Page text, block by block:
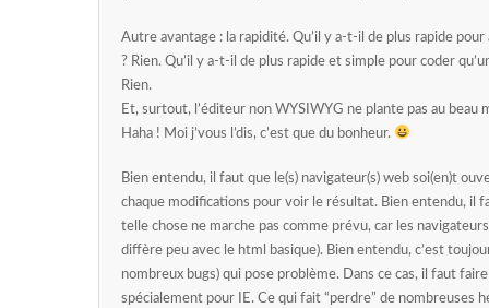
Autre avantage : la rapidité. Qu’il y a-t-il de plus rapide
? Rien. Qu’il y a-t-il de plus rapide et simple pour coder
Rien.
Et, surtout, l’éditeur non WYSIWYG ne plante pas au beau
Haha ! Moi j’vous l’dis, c’est que du bonheur.
Bien entendu, il faut que le(s) navigateur(s) web soi(en)t
chaque modifications pour voir le résultat. Bien entendu, il
telle chose ne marche pas comme prévu, car les
diffère peu avec le html basique). Bien entendu, c’est
nombreux bugs) qui pose problème. Dans ce cas, il faut
spécialement pour IE. Ce qui fait “perdre” de nombreuses